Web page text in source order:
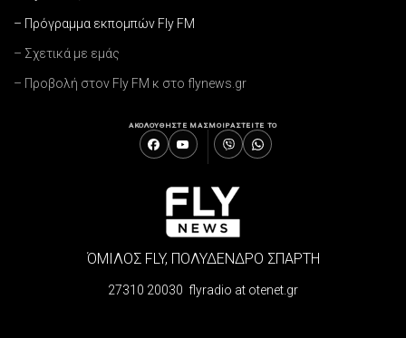
– Πρόγραμμα εκπομπών Fly FM
– Σχετικά με εμάς
– Προβολή στον Fly FM κ στο flynews.gr
ΑΚΟΛΟΥΘΗΣΤΕ ΜΑΣΜΟΙΡΑΣΤΕΙΤΕ ΤΟ
ΌΜΙΛΟΣ FLY, ΠΟΛΥΔΕΝΔΡΟ ΣΠΑΡΤΗ
27310 20030 flyradio at otenet.gr